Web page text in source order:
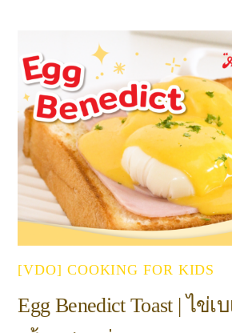
[VDO] COOKING FOR KIDS
Egg Benedict Toast | ไข่